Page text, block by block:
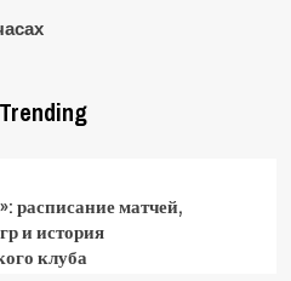
расписание матчей,
и история
клуба